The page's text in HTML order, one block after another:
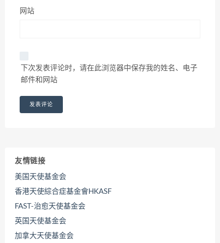
网站
下次发表评论时，请在此浏览器中保存我的姓名、电子
邮件和网站
友情链接
美国天使基金会
香港天使綜合症基金會HKASF
FAST-治愈天使基金会
英国天使基金会
加拿大天使基金会